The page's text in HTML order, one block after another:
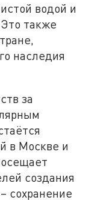
водой и
также
наследия
за
в Москве и
создания
сохранение